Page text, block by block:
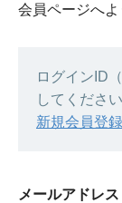
会員ページへよ
ログインID
してください
新規会員登
メールアドレス